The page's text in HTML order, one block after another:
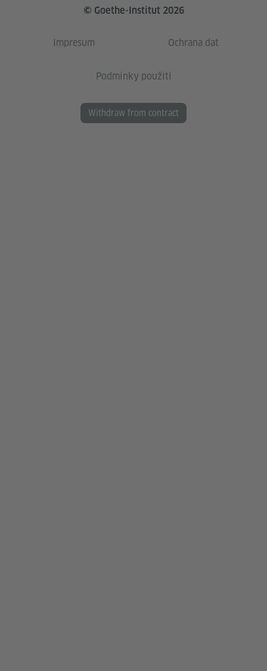
© Goethe-Institut 2026
Impresum Ochrana dat
Podmínky použití
Withdraw from contract